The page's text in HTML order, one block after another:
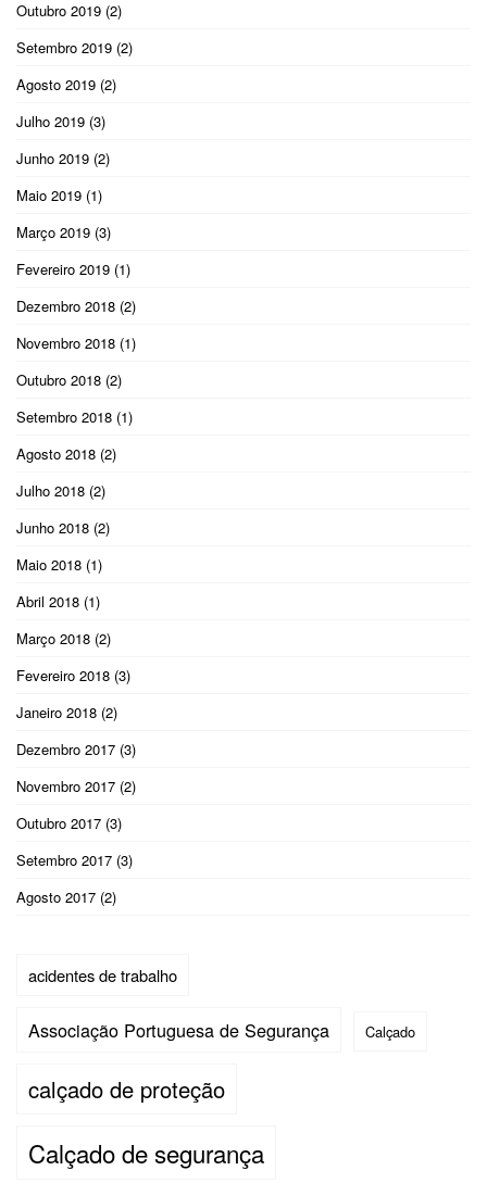
Outubro 2019 (2)
Setembro 2019 (2)
Agosto 2019 (2)
Julho 2019 (3)
Junho 2019 (2)
Maio 2019 (1)
Março 2019 (3)
Fevereiro 2019 (1)
Dezembro 2018 (2)
Novembro 2018 (1)
Outubro 2018 (2)
Setembro 2018 (1)
Agosto 2018 (2)
Julho 2018 (2)
Junho 2018 (2)
Maio 2018 (1)
Abril 2018 (1)
Março 2018 (2)
Fevereiro 2018 (3)
Janeiro 2018 (2)
Dezembro 2017 (3)
Novembro 2017 (2)
Outubro 2017 (3)
Setembro 2017 (3)
Agosto 2017 (2)
acidentes de trabalho
Associação Portuguesa de Segurança Calçado
calçado de proteção
Calçado de segurança